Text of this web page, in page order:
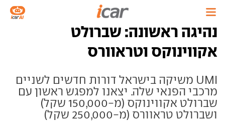
נהיגה ראשונה: שברולט
אקווינוקס וטראוורס
UMI משיקה בישראל דורות חדשים לשניים
מרכבי הפנאי שלה. יצאנו למפגש ראשון עם
שברולט אקווינוקס (מ-150,000 שקל)
ושברולט טראוורס (מ-250,000 שקל)